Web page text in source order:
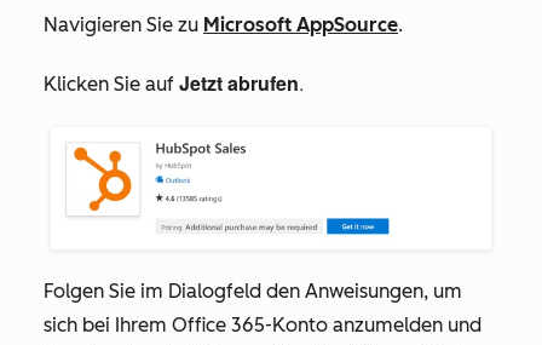
Navigieren Sie zu Microsoft AppSource.
Klicken Sie auf Jetzt abrufen.
Folgen Sie im Dialogfeld den Anweisungen, um
sich bei Ihrem Office 365-Konto anzumelden und